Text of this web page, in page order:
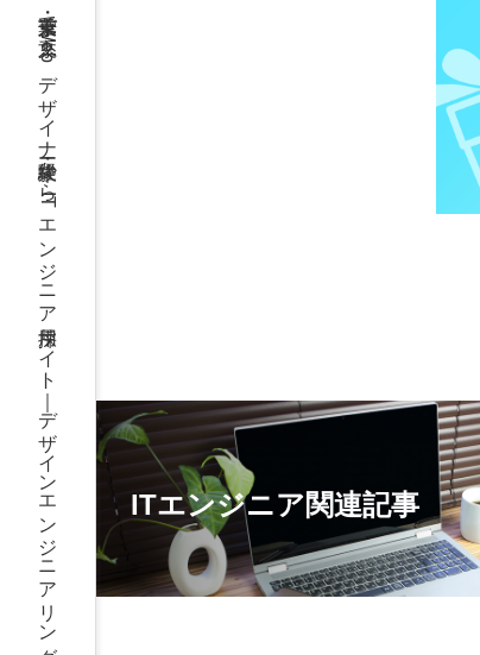
千葉・東京で文系・Webデザイナー・未経験からITエンジニア採用サイト｜デザインエンジニアリング ITエンジニア関連記事